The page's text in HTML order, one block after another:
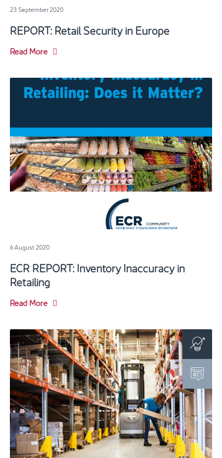
23 September 2020
REPORT: Retail Security in Europe
Read More
6 August 2020
ECR REPORT: Inventory Inaccuracy in
Retailing
Read More